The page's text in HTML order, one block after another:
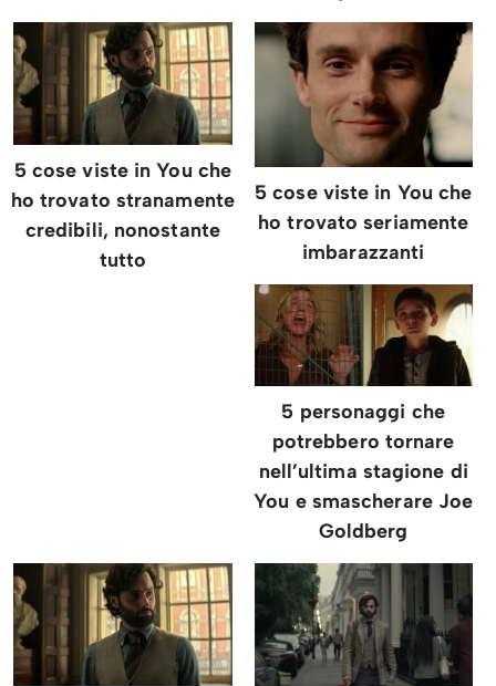
5 cose viste in You che
ho trovato stranamente
credibili, nonostante
tutto
5 cose viste in You che
ho trovato seriamente
imbarazzanti
5 personaggi che
potrebbero tornare
nell’ultima stagione di
You e smascherare Joe
Goldberg